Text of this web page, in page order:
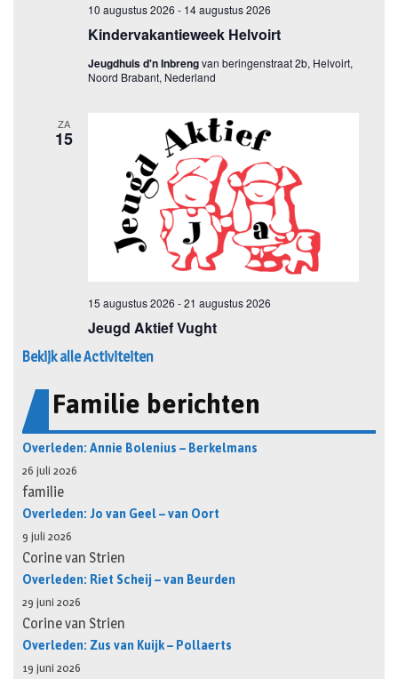
Bekijk alle Activiteiten
Familie berichten
Overleden: Annie Bolenius – Berkelmans
26 juli 2026
familie
Overleden: Jo van Geel – van Oort
9 juli 2026
Corine van Strien
Overleden: Riet Scheij – van Beurden
29 juni 2026
Corine van Strien
Overleden: Zus van Kuijk – Pollaerts
19 juni 2026